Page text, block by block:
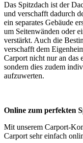
Das Spitzdach ist der
und verschafft dadurch
ein separates Gebäude
um Seitenwänden oder
verstärkt. Auch die
verschafft dem
Carport nicht nur an das
sondern dies zudem
aufzuwerten.
Online zum perfekten
Mit unserem Carport-
Carport sehr einfach